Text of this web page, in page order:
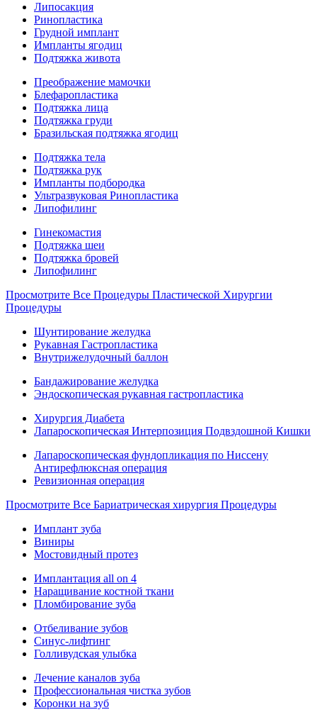
Липосакция
Ринопластика
Грудной имплант
Импланты ягодиц
Подтяжка живота
Преображение мамочки
Блефаропластика
Подтяжка лица
Подтяжка груди
Бразильская подтяжка ягодиц
Подтяжка тела
Подтяжка рук
Импланты подбородка
Ультразвуковая Ринопластика
Липофилинг
Гинекомастия
Подтяжка шеи
Подтяжка бровей
Липофилинг
Просмотрите Все Процедуры Пластической Хирургии
Процедуры
Шунтирование желудка
Рукавная Гастропластика
Внутрижелудочный баллон
Бандажирование желудка
Эндоскопическая рукавная гастропластика
Хирургия Диабета
Лапароскопическая Интерпозиция Подвздошной Кишки
Лапароскопическая фундопликация по Ниссену
Антирефлюксная операция
Ревизионная операция
Просмотрите Все Бариатрическая хирургия Процедуры
Имплант зуба
Виниры
Мостовидный протез
Имплантация all on 4
Наращивание костной ткани
Пломбирование зуба
Отбеливание зубов
Синус-лифтинг
Голливудская улыбка
Лечение каналов зуба
Профессиональная чистка зубов
Коронки на зуб